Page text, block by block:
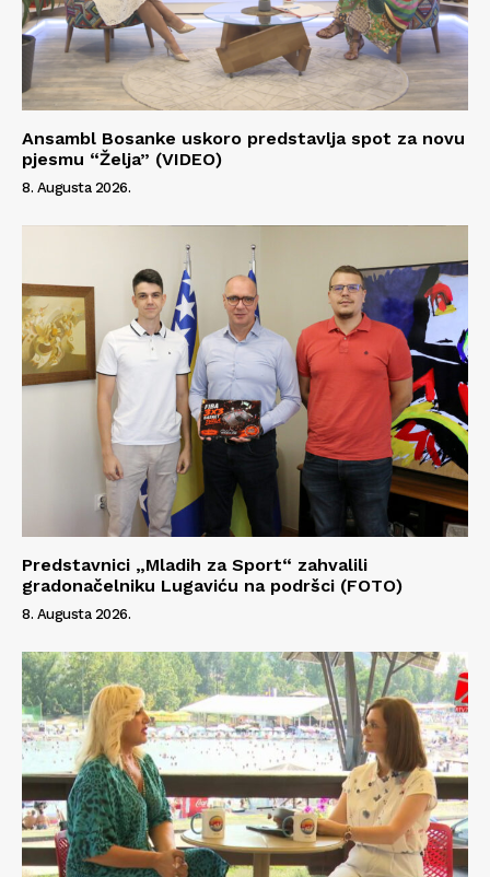
Ansambl Bosanke uskoro predstavlja spot za novu
pjesmu “Želja” (VIDEO)
8. Augusta 2026.
Predstavnici „Mladih za Sport“ zahvalili
gradonačelniku Lugaviću na podršci (FOTO)
8. Augusta 2026.